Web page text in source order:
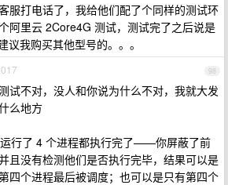
服打电话了，我给他们配了个同样的测试环
阿里云 2Core4G 测试，测试完了之后说是
议我购买其他型号的。。。
98
试不对，没人和你说为什么不对，我就大发
么地方
行了 4 个进程都执行完了——你屏蔽了前
且没有检测他们是否执行完毕，结果可以是
四个进程最后被调度；也可以是只有第四个